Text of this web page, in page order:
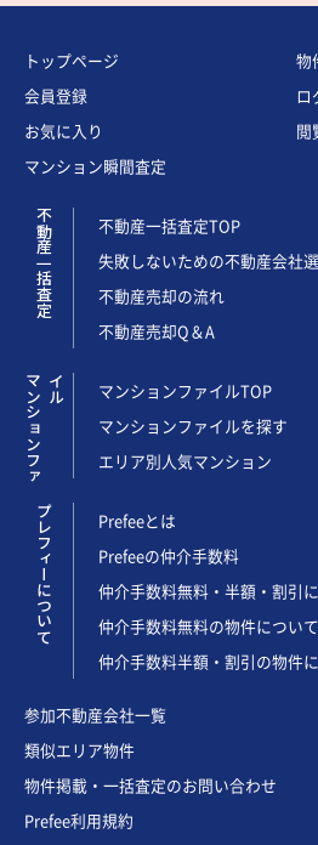
トップページ
物
会員登録
ロ
お気に入り
閲
マンション瞬間査定
不動産一括査定
不動産一括査定TOP
失敗しないための不動産会社
不動産売却の流れ
不動産売却Q＆A
マ
ン
シ
ョ
ン
フ
ァ
イ ル
マンションファイルTOP
マンションファイルを探す
エリア別人気マンション
プレフィーについて
Prefeeとは
Prefeeの仲介手数料
仲介手数料無料・半額・割引
仲介手数料無料の物件について
仲介手数料半額・割引の物件
参加不動産会社一覧
類似エリア物件
物件掲載・一括査定のお問い合わせ
Prefee利用規約